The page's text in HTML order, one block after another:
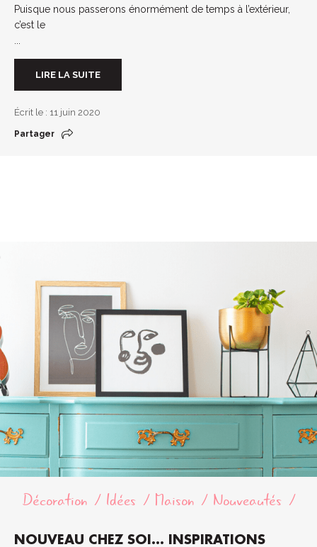
Puisque nous passerons énormément de temps à l’extérieur,
c’est le
LIRE LA SUITE
Écrit le : 11 juin 2020
Partager
Décoration Idées Maison Nouveautés
NOUVEAU CHEZ SOI… INSPIRATIONS